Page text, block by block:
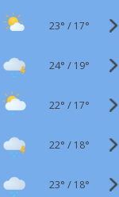
23° / 17°
24° / 19°
22° / 17°
22° / 18°
23° / 18°